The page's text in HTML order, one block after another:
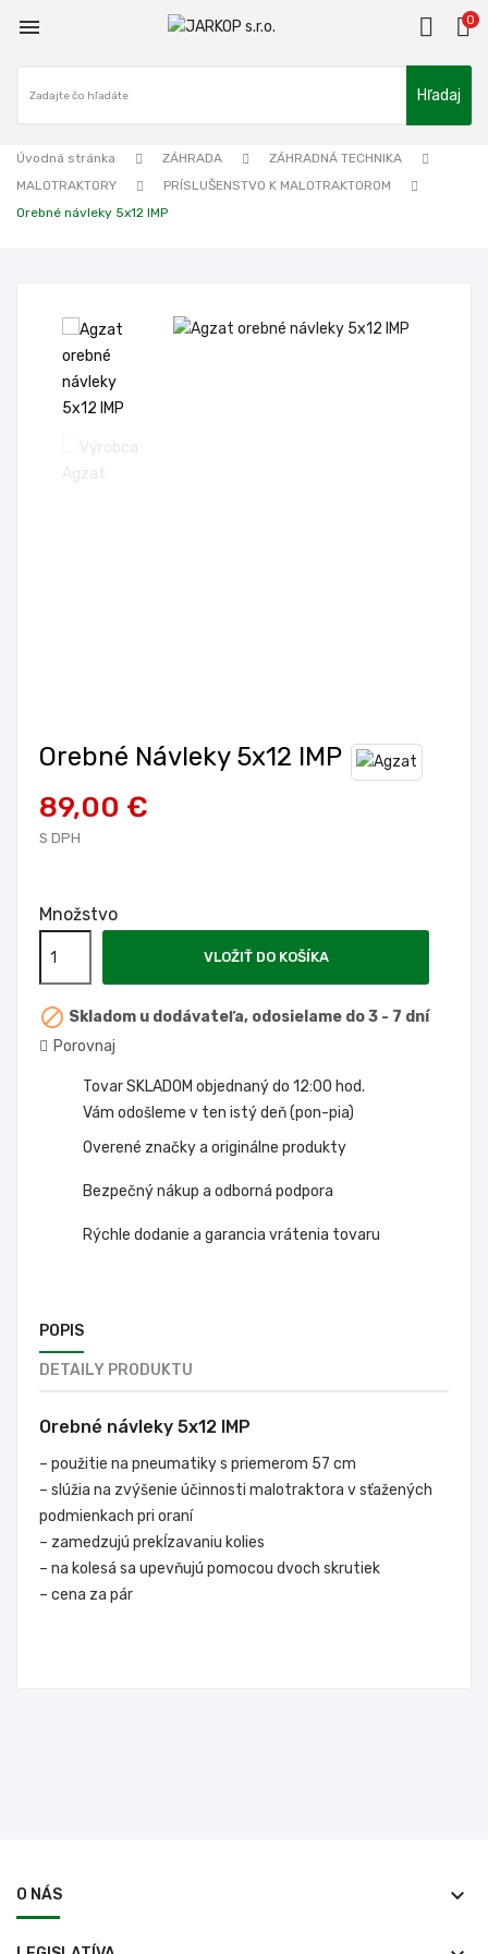
 0
Hľadaj
Úvodná stránka ZÁHRADA
ZÁHRADNÁ TECHNIKA
MALOTRAKTORY
PRÍSLUŠENSTVO K MALOTRAKTOROM
Orebné návleky 5x12 IMP
Orebné Návleky 5x12 IMP
89,00 €
S DPH
Množstvo
VLOŽIŤ DO KOŠÍKA
 Skladom u dodávateľa, odosielame do 3 - 7 dní
Porovnaj
Tovar SKLADOM objednaný do 12:00 hod.
Vám odošleme v ten istý deň (pon-pia)
Overené značky a originálne produkty
Bezpečný nákup a odborná podpora
Rýchle dodanie a garancia vrátenia tovaru
POPIS
DETAILY PRODUKTU
Orebné návleky 5x12 IMP
– použitie na pneumatiky s priemerom 57 cm
– slúžia na zvýšenie účinnosti malotraktora v sťažených
podmienkach pri oraní
– zamedzujú prekĺzavaniu kolies
– na kolesá sa upevňujú pomocou dvoch skrutiek
– cena za pár
O NÁS keyboard_arrow_down